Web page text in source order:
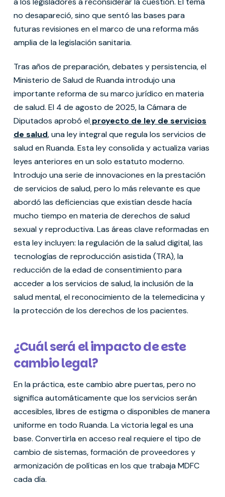
no desapareció, sino que sentó las bases para
futuras revisiones en el marco de una reforma más
amplia de la legislación sanitaria.
Tras años de preparación, debates y persistencia, el
Ministerio de Salud de Ruanda introdujo una
importante reforma de su marco jurídico en materia
de salud. El 4 de agosto de 2025, la Cámara de
Diputados aprobó elproyecto de ley de servicios
de salud, una ley integral que regula los servicios de
salud en Ruanda. Esta ley consolida y actualiza varias
leyes anteriores en un solo estatuto moderno.
Introdujo una serie de innovaciones en la prestación
de servicios de salud, pero lo más relevante es que
abordó las deficiencias que existían desde hacía
mucho tiempo en materia de derechos de salud
sexual y reproductiva. Las áreas clave reformadas en
esta ley incluyen: la regulación de la salud digital, las
tecnologías de reproducción asistida (TRA), la
reducción de la edad de consentimiento para
acceder a los servicios de salud, la inclusión de la
salud mental, el reconocimiento de la telemedicina y
la protección de los derechos de los pacientes.
¿Cuál será el impacto de este
cambio legal?
En la práctica, este cambio abre puertas, pero no
significa automáticamente que los servicios serán
accesibles, libres de estigma o disponibles de manera
uniforme en todo Ruanda. La victoria legal es una
base. Convertirla en acceso real requiere el tipo de
cambio de sistemas, formación de proveedores y
armonización de políticas en los que trabaja MDFC
cada día.